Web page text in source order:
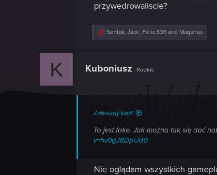
przywedrowaliscie?
R
i
Sentak, Jack_Felix.536 and Maganus
K Kuboniusz Rookie
Zawiszay said:
To jest fake. Jak można tak się dać
v=hv0gJ8DpUd0
Nie oglądam wszystkich